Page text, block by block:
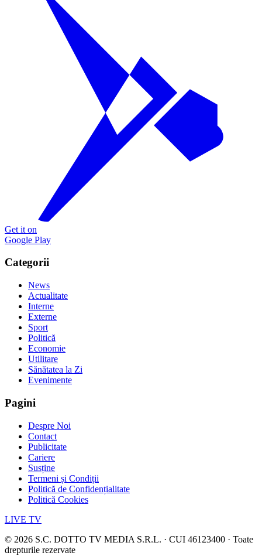
Get it on
Google Play
Categorii
News
Actualitate
Interne
Externe
Sport
Politică
Economie
Utilitare
Sănătatea la Zi
Evenimente
Pagini
Despre Noi
Contact
Publicitate
Cariere
Susține
Termeni și Condiții
Politică de Confidențialitate
Politică Cookies
LIVE TV
© 2026 S.C. DOTTO TV MEDIA S.R.L. · CUI 46123400 · Toate
drepturile rezervate